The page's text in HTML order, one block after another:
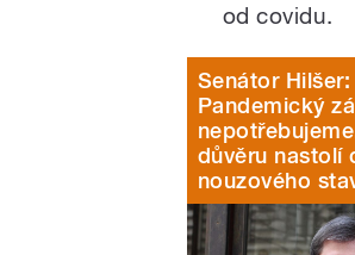
od covidu.
Senátor Hilšer:
Pandemický
důvěru nastolí
nouzového